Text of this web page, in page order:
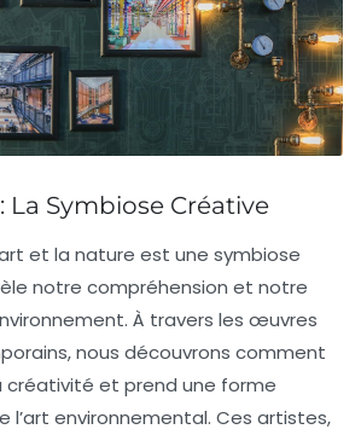
La Symbiose Créative
et la nature est une symbiose
notre compréhension et notre
À travers les œuvres
nous découvrons comment
créativité et prend une forme
l’art environnemental. Ces artistes,